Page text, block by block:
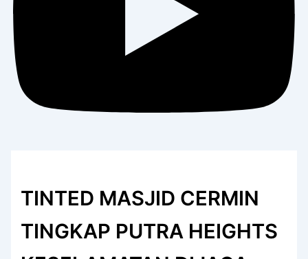
TINTED MASJID CERMIN
TINGKAP PUTRA HEIGHTS